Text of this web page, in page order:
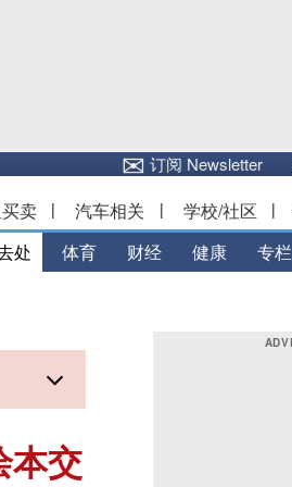
✉订阅 Newsletter
卖 | 汽车相关 | 学校/社区 |
处 体育 财经 健康 专栏
本交